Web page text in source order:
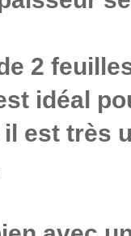
2
idéal
est très